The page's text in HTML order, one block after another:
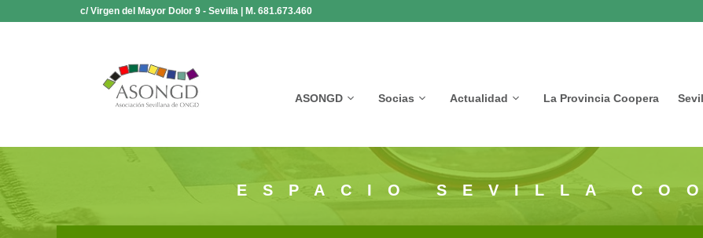
c/ Virgen del Mayor Dolor 9 - Sevilla | M. 681.673.460
ASONGD Socias Actualidad La Provincia Coopera
ESPACIO SEVILLA